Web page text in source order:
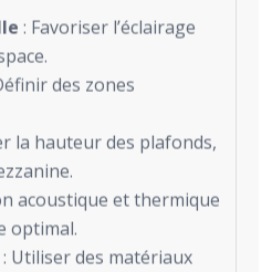
: Favoriser l’éclairage
des zones
la hauteur des plafonds,
acoustique et thermique
optimal.
: Utiliser des matériaux